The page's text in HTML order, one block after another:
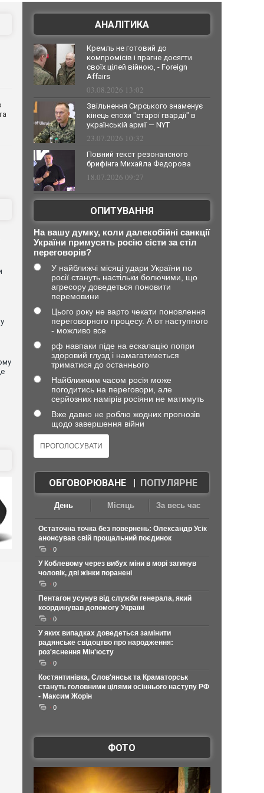
АНАЛІТИКА
Кремль не готовий до
компромісів і прагне досягти
своїх цілей війною, - Foreign
Affairs
03.08.2026 13:02
Звільнення Сирського знаменує
кінець епохи "старої гвардії" в
українській армії — NYT
23.07.2026 10:32
Повний текст резонансного
брифінга Михайла Федорова
18.07.2026 09:27
ОПИТУВАННЯ
На вашу думку, коли далекобійні санкції
України примусять росію сісти за стіл
переговорів?
У найближчі місяці удари України по
росії стануть настільки болючими, що
агресору доведеться поновити
перемовини
Цього року не варто чекати поновлення
переговорного процесу. А от наступного
- можливо все
рф навпаки піде на ескалацію попри
здоровий глузд і намагатиметься
триматися до останнього
Найближчим часом росія може
погодитись на переговори, але
серйозних намірів росіяни не матимуть
Вже давно не роблю жодних прогнозів
щодо завершення війни
ОБГОВОРЮВАНЕ| ПОПУЛЯРНЕ
День Місяць За весь час
Остаточна точка без повернень: Олександр Усік
анонсував свій прощальний поєдинок
0
У Коблевому через вибух міни в морі загинув
чоловік, дві жінки поранені
0
Пентагон усунув від служби генерала, який
координував допомогу Україні
0
У яких випадках доведеться замінити
радянське свідоцтво про народження:
роз'яснення Мін'юсту
0
Костянтинівка, Слов'янськ та Краматорськ
стануть головними цілями осіннього наступу РФ
- Максим Жорін
0
ФОТО